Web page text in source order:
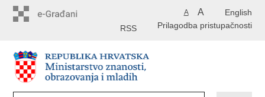
English
A A
Prilagodba pristupačnosti
RSS